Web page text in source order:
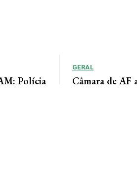
Polícia
GERAL
Câmara de AF